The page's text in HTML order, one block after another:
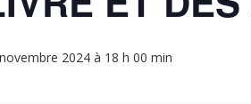
2024 à 18 h 00 min